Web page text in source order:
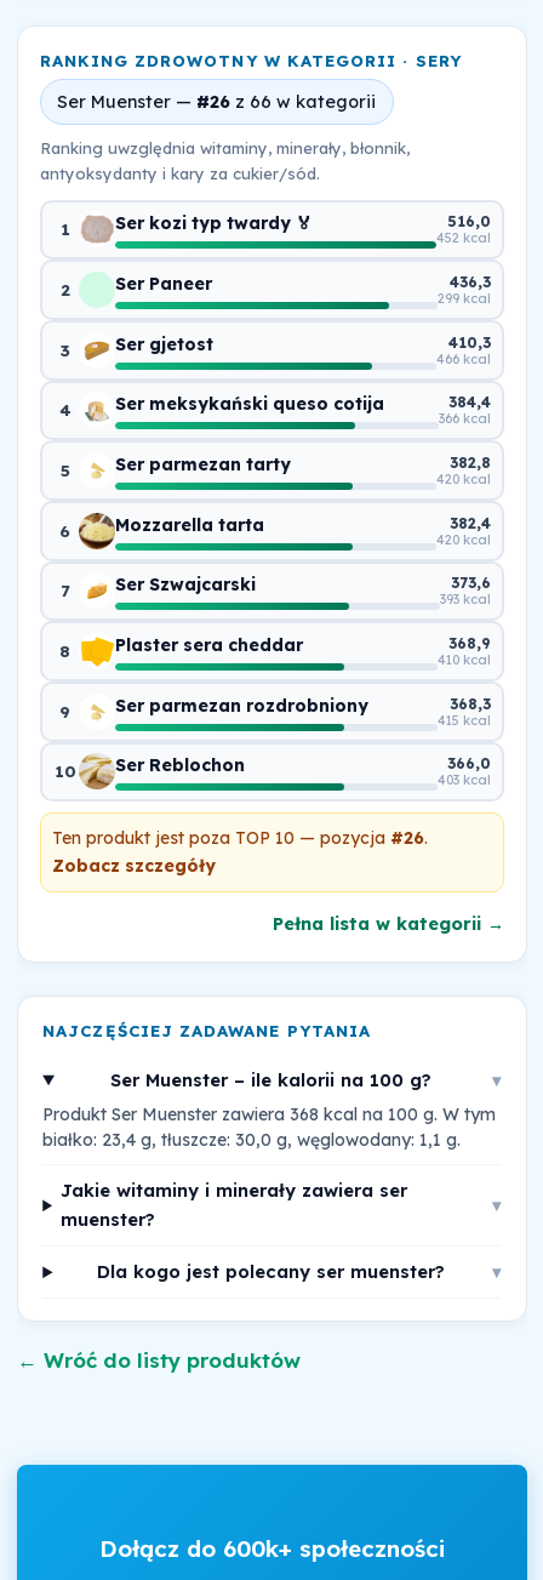
RANKING ZDROWOTNY W KATEGORII · SERY
Ser Muenster — #26 z 66 w kategorii
Ranking uwzględnia witaminy, minerały, błonnik,
antyoksydanty i kary za cukier/sód.
1 Ser kozi typ twardy 🏅 516,0
452 kcal
2 Ser Paneer 436,3
299 kcal
3 Ser gjetost 410,3
466 kcal
4 Ser meksykański queso cotija 384,4
366 kcal
5 Ser parmezan tarty 382,8
420 kcal
6 Mozzarella tarta 382,4
420 kcal
7 Ser Szwajcarski 373,6
393 kcal
8 Plaster sera cheddar 368,9
410 kcal
9 Ser parmezan rozdrobniony 368,3
415 kcal
10 Ser Reblochon 366,0
403 kcal
Ten produkt jest poza TOP 10 — pozycja #26.
Zobacz szczegóły
Pełna lista w kategorii →
NAJCZĘŚCIEJ ZADAWANE PYTANIA
Ser Muenster – ile kalorii na 100 g? ▾
Produkt Ser Muenster zawiera 368 kcal na 100 g. W tym
białko: 23,4 g, tłuszcze: 30,0 g, węglowodany: 1,1 g.
Jakie witaminy i minerały zawiera ser
muenster?
▾
Dla kogo jest polecany ser muenster? ▾
← Wróć do listy produktów
Dołącz do 600k+ społeczności